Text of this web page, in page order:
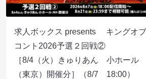
求人ボックス presents キングオブ
コント2026予選２回戦②
［8/4（火）きゅりあん 小ホール
（東京）開催分］（8/7 18:00）